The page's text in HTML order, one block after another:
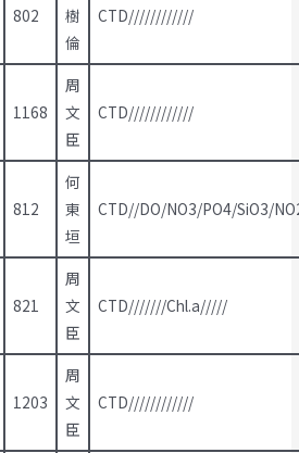
802
樹
倫
CTD////////////
1168
周
文
臣
CTD////////////
812
何
東
垣
CTD//DO/NO3/PO4/SiO3/
821
周
文
臣
CTD///////Chl.a/////
1203
周
文
臣
CTD////////////